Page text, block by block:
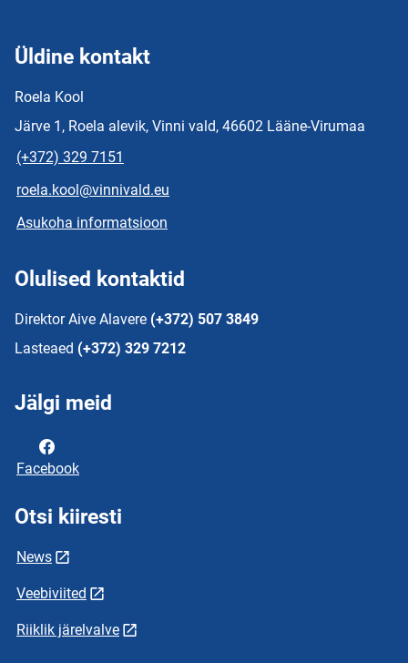
Üldine kontakt
Roela Kool
Järve 1, Roela alevik, Vinni vald, 46602 Lääne-Virumaa
(+372) 329 7151
roela.kool@vinnivald.eu
Asukoha informatsioon
Olulised kontaktid
Direktor Aive Alavere (+372) 507 3849
Lasteaed (+372) 329 7212
Jälgi meid
Facebook
Otsi kiiresti
News
Veebiviited
Riiklik järelvalve